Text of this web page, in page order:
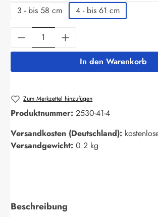
3 - bis 58 cm
4 - bis 61 cm
Produkt Anzahl: Gib den
In den Warenkorb
Zum Merkzettel hinzufügen
Produktnummer: 2530-41-4
Versandkosten (Deutschland):
Versandgewicht: 0.2 kg
Beschreibung